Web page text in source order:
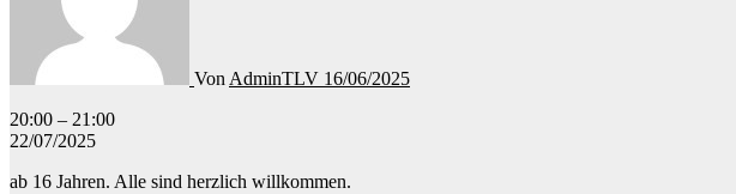
Von AdminTLV 16/06/2025
Turnen
-
Workout
20:00 – 21:00
22/07/2025
ab 16 Jahren. Alle sind herzlich willkommen.